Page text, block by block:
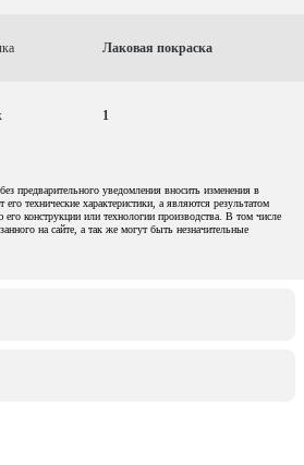
Лаковая покраска
1
предварительного уведомления вносить изменения в
технические характеристики, а являются результатом
конструкции или технологии производства. В том числе
на сайте, а так же могут быть незначительные